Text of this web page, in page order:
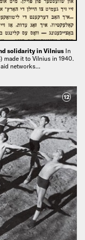
solidarity in Vilnius In
made it to Vilnius in 1940.
aid networks…
12